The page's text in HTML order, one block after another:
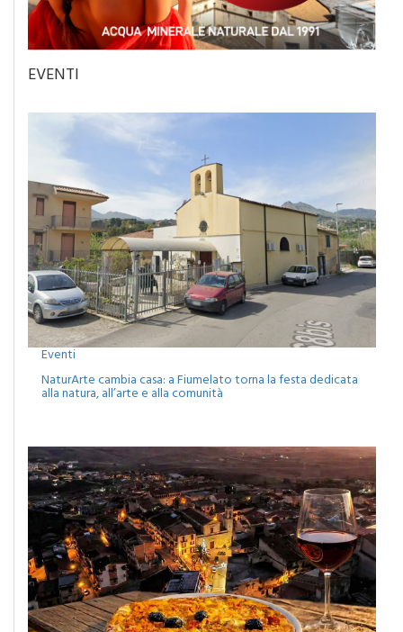
EVENTI
Eventi
NaturArte cambia casa: a Fiumelato torna la festa dedicata
alla natura, all’arte e alla comunità